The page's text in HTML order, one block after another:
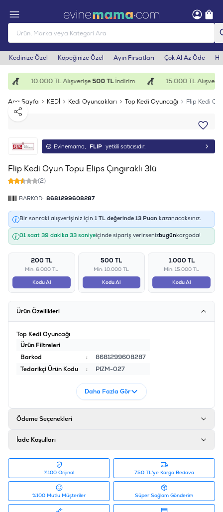
Kedinize Özel Köpeğinize Özel Ayın Fırsatları Çok Al Az Öde
10.000 TL Alışverişe500 TLİndirim 15.000 TL
Ana Sayfa KEDİ Kedi Oyuncakları Top Kedi Oyuncağı
Flip Kedi
Paylaş
Evinemama, FLIP yetkili satıcısıdır.
Flip Kedi Oyun Topu Elips Çıngıraklı 3lü
(2)
BARKOD: 8681299608287
Bir sonraki alışverişiniz için 1 TL değerinde 13 Puan kazanacaksınız.
01 saat 39 dakika 33 saniyeiçinde sipariş verirsenizbugünkargoda!
200 TL
Min: 6.000 TL
Kodu Al
500 TL
Min: 10.000 TL
Kodu Al
1.000 TL
Min: 15.000 TL
Kodu Al
Ürün Özellikleri
Top Kedi Oyuncağı
Ürün Filtreleri
Barkod
:
8681299608287
Tedarikçi Ürün Kodu
: PIZM-027
Daha Fazla Gör
Ödeme Seçenekleri
İade Koşulları
%100 Orijinal 750 TL'ye Kargo Bedava
%100 Mutlu Müşteriler Süper Sağlam Gönderim